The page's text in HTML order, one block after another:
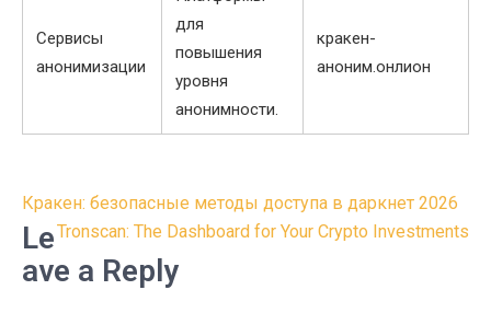
Сервисы
анонимизации
для
повышения
уровня
анонимности.
кракен-
аноним.онлион
Post
navigation
Кракен: безопасные методы доступа в даркнет 2026
Tronscan: The Dashboard for Your Crypto Investments
Le
ave a Reply